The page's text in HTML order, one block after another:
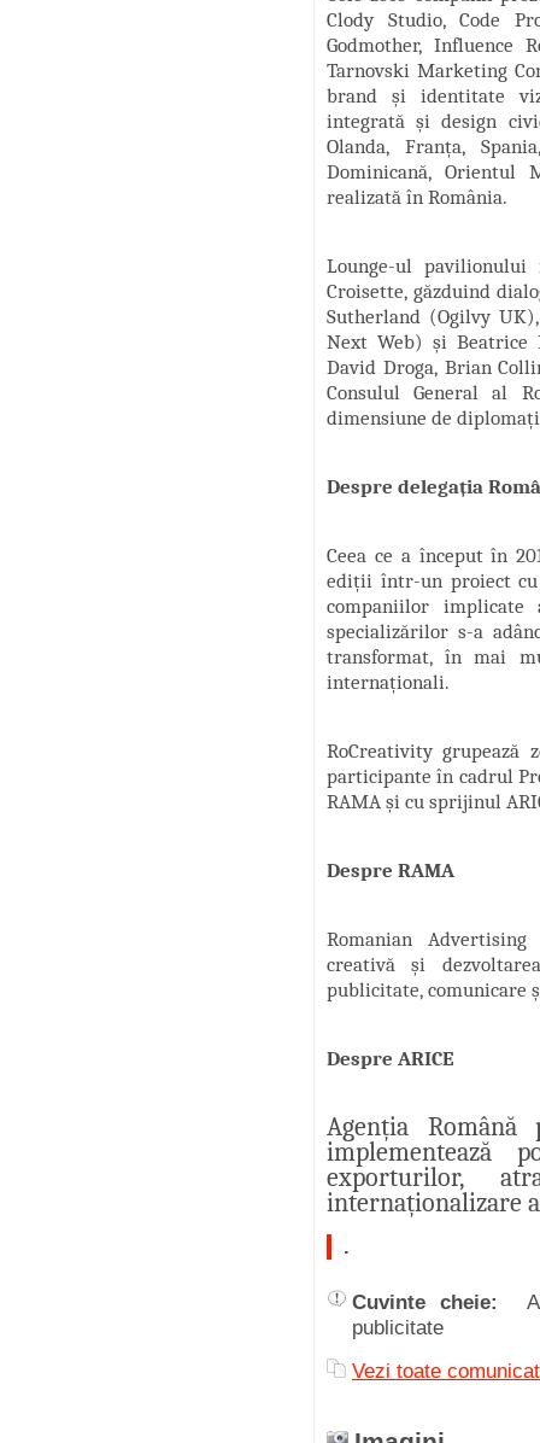
Clody Studio, Code
Godmother, Influence
Tarnovski Marketing
brand și identitate
integrată și design
Olanda, Franța,
Dominicană, Orientul
realizată în România.
Lounge-ul
Croisette, găzduind
Sutherland (Ogilvy
Next Web) și Beatrice
David Droga, Brian
Consulul General al
dimensiune de
Despre delegația
Ceea ce a început în
ediții într-un proiect cu
companiilor
specializărilor s-a
transformat, în mai
internaționali.
RoCreativity grupează
participante în cadrul
RAMA și cu sprijinul
Despre RAMA
Romanian
creativă și
publicitate, comunicare
Despre ARICE
Agenția
implementează
exporturilor,
internaționalizare
.
Cuvinte cheie:
publicitate
Vezi toate